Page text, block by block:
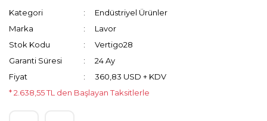
Kategori
Endüstriyel Ürünler
Marka
Lavor
Stok Kodu
Vertigo28
Garanti Süresi
24 Ay
Fiyat
360,83 USD + KDV
* 2.638,55 TL den Başlayan Taksitlerle